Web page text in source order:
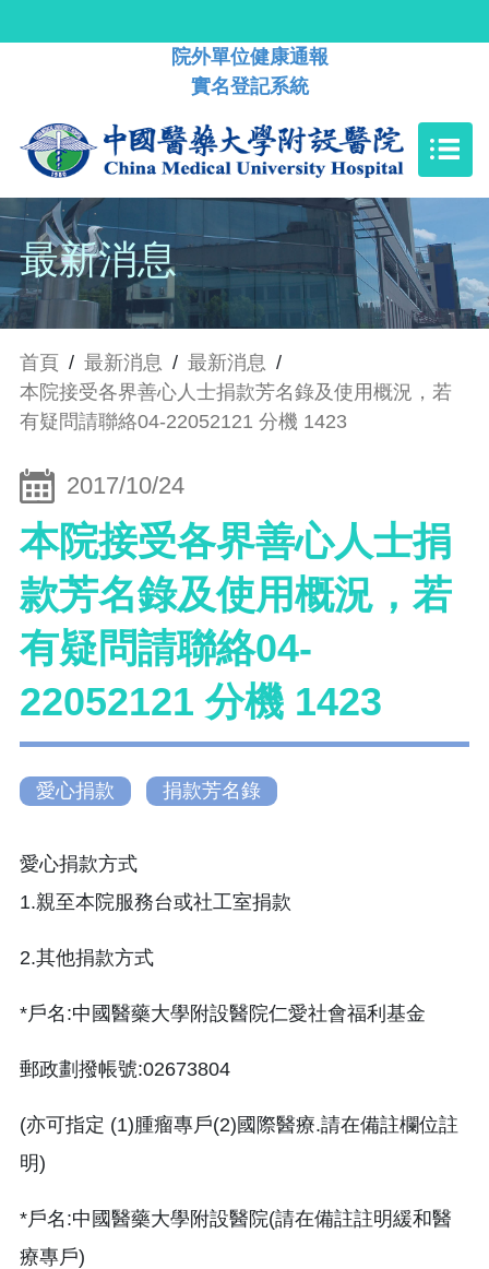
院外單位健康通報
實名登記系統
最新消息
首頁 / 最新消息 / 最新消息 /
本院接受各界善心人士捐款芳名錄及使用概況，若
有疑問請聯絡04-22052121 分機 1423
2017/10/24
本院接受各界善心人士捐
款芳名錄及使用概況，若
有疑問請聯絡04-
22052121 分機 1423
愛心捐款 捐款芳名錄
愛心捐款方式
1.親至本院服務台或社工室捐款
2.其他捐款方式
*戶名:中國醫藥大學附設醫院仁愛社會福利基金
郵政劃撥帳號:02673804
(亦可指定 (1)腫瘤專戶(2)國際醫療.請在備註欄位註
明)
*戶名:中國醫藥大學附設醫院(請在備註註明緩和醫
療專戶)